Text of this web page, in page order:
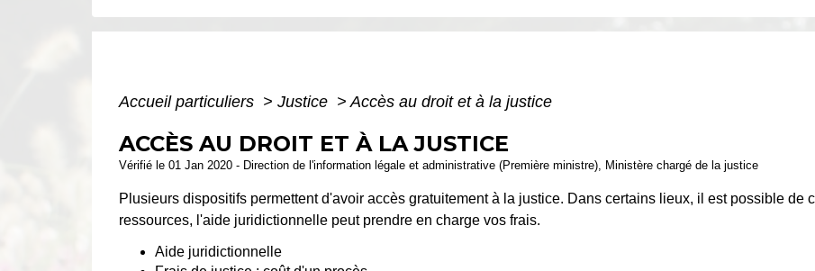
Accueil particuliers > Justice > Accès au droit et à la justice
ACCÈS AU DROIT ET À LA JUSTICE
Vérifié le 01 Jan 2020 - Direction de l'information légale et administrative (Première ministre), Ministère chargé de la justice
Plusieurs dispositifs permettent d'avoir accès gratuitement à la justice. Dans certains lieux, il est possible de
ressources, l'aide juridictionnelle peut prendre en charge vos frais.
Aide juridictionnelle